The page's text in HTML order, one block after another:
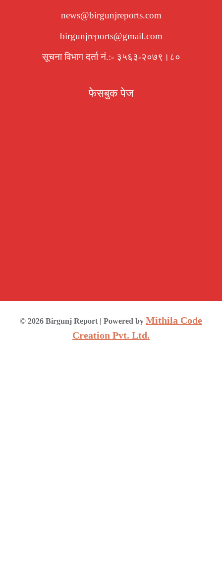
news@birgunjreports.com
birgunjreports@gmail.com
सूचना विभाग दर्ता नं.:- ३५६३-२०७९।८०
फेसबुक पेज
© 2026 Birgunj Report | Powered by Mithila Code
Creation Pvt. Ltd.